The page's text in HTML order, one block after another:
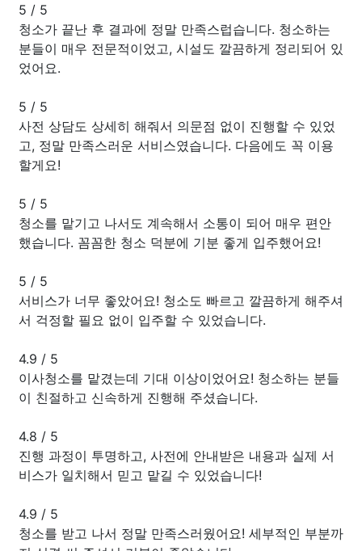
5 / 5
청소가 끝난 후 결과에 정말 만족스럽습니다. 청소하는
분들이 매우 전문적이었고, 시설도 깔끔하게 정리되어 있
었어요.
5 / 5
사전 상담도 상세히 해줘서 의문점 없이 진행할 수 있었
고, 정말 만족스러운 서비스였습니다. 다음에도 꼭 이용
할게요!
5 / 5
청소를 맡기고 나서도 계속해서 소통이 되어 매우 편안
했습니다. 꼼꼼한 청소 덕분에 기분 좋게 입주했어요!
5 / 5
서비스가 너무 좋았어요! 청소도 빠르고 깔끔하게 해주셔
서 걱정할 필요 없이 입주할 수 있었습니다.
4.9 / 5
이사청소를 맡겼는데 기대 이상이었어요! 청소하는 분들
이 친절하고 신속하게 진행해 주셨습니다.
4.8 / 5
진행 과정이 투명하고, 사전에 안내받은 내용과 실제 서
비스가 일치해서 믿고 맡길 수 있었습니다!
4.9 / 5
청소를 받고 나서 정말 만족스러웠어요! 세부적인 부분까